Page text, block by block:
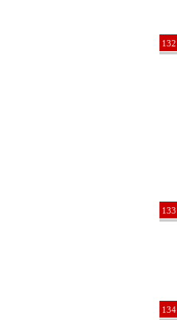
132
133
134